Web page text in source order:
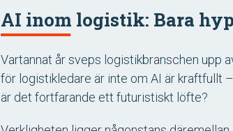
AI inom logistik: Bara
Vartannat år sveps logistikbranschen upp
för logistikledare är inte om AI är kraftfullt
är det fortfarande ett futuristiskt löfte?